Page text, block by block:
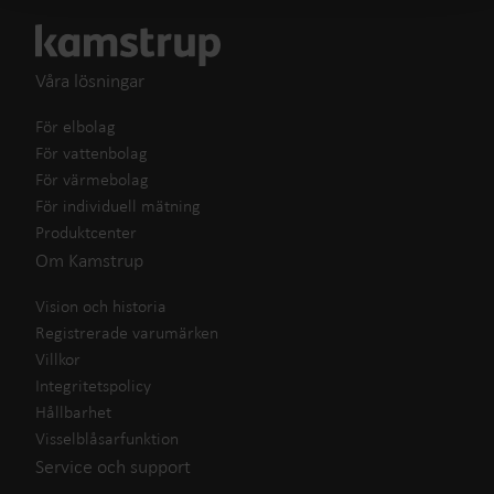
Våra lösningar
För elbolag
För vattenbolag
För värmebolag
För individuell mätning
Produktcenter
Om Kamstrup
Vision och historia
Registrerade varumärken
Villkor
Integritetspolicy
Hållbarhet
Visselblåsarfunktion
Service och support